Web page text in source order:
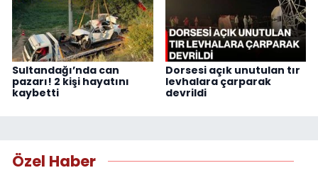
Sultandağı’nda can
pazarı! 2 kişi hayatını
kaybetti
Dorsesi açık unutulan tır
levhalara çarparak
devrildi
Özel Haber